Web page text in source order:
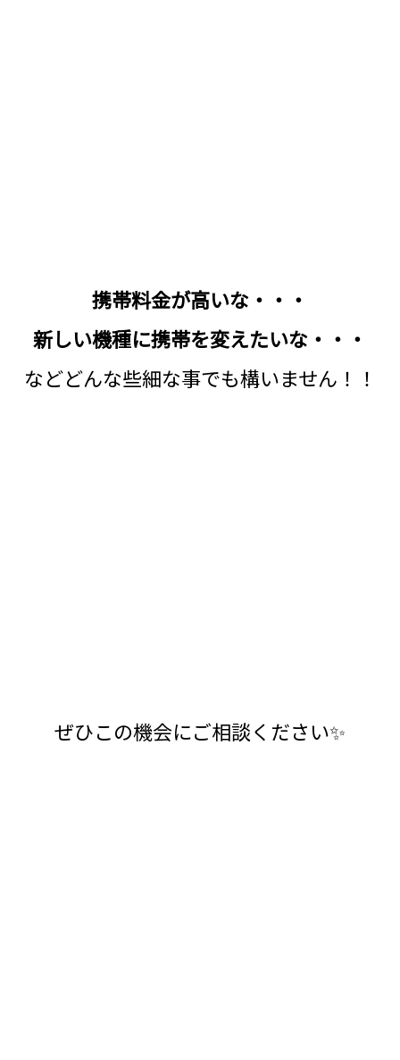
携帯料金が高いな・・・
新しい機種に携帯を変えたいな・・・
などどんな些細な事でも構いません！！
ぜひこの機会にご相談ください✨